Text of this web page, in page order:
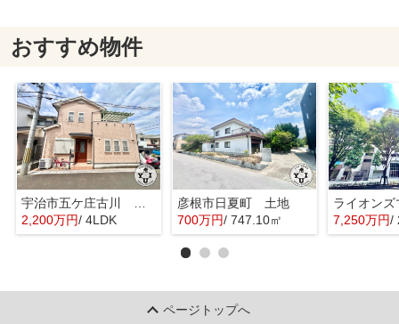
おすすめ物件
宇治市五ケ庄古川 オーナーチェンジ 中古戸建
2,200万円/ 4LDK
彦根市日夏町 土地
700万円/ 747.10㎡ 7,250万円/
ページトップへ